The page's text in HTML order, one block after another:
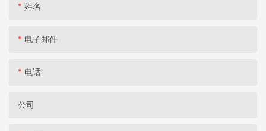
姓名
电子邮件
电话
公司